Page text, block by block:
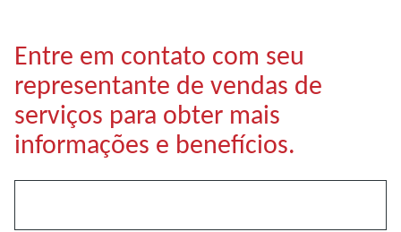
Entre em contato com seu
representante de vendas de
serviços para obter mais
informações e benefícios.